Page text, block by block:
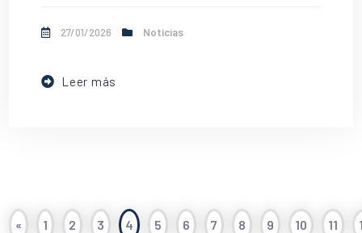
27/01/2026 Noticias
Leer más
« 1 2 3 4 5 6 7 8 9 10 11